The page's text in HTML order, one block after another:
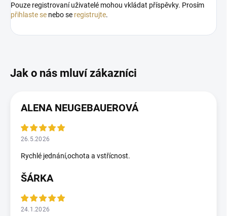
Pouze registrovaní uživatelé mohou vkládat příspěvky. Prosím
přihlaste se nebo se registrujte.
ALENA NEUGEBAUEROVÁ
26.5.2026
Rychlé jednání,ochota a vstřícnost.
ŠÁRKA
24.1.2026